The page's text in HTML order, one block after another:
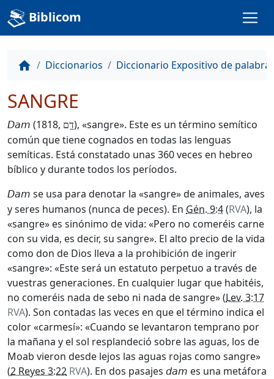
Biblicom
home Diccionarios Diccionario Expositivo de
SANGRE
Dam (1818, דָָם), «sangre». Este es un término semítico
común que tiene cognados en todas las lenguas
semíticas. Está constatado unas 360 veces en hebreo
bíblico y durante todos los períodos.
Dam se usa para denotar la «sangre» de animales, aves
y seres humanos (nunca de peces). En Gén. 9:4(RVA), la
«sangre» es sinónimo de vida: «Pero no comeréis carne
con su vida, es decir, su sangre». El alto precio de la vida
como don de Dios lleva a la prohibición de ingerir
«sangre»: «Este será un estatuto perpetuo a través de
vuestras generaciones. En cualquier lugar que habitéis,
no comeréis nada de sebo ni nada de sangre» (Lev. 3:17
RVA). Son contadas las veces en que el término indica el
color «carmesí»: «Cuando se levantaron temprano por
la mañana y el sol resplandeció sobre las aguas, los de
Moab vieron desde lejos las aguas rojas como sangre»
(2 Reyes 3:22 RVA). En dos pasajes dam es una metáfora